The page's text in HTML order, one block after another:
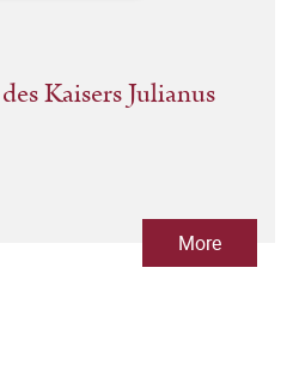
Kaisers Julianus
More